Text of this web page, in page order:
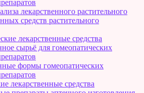
лекарственного растительного
средств растительного
лекарственные средства
сырьё для гомеопатических
формы гомеопатических
лекарственные средства